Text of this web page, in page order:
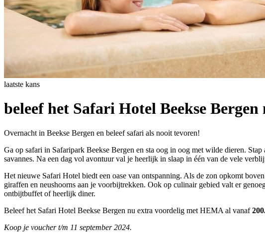
laatste kans
beleef het Safari Hotel Beekse
Overnacht in Beekse Bergen en beleef safari als nooit tevoren!
Ga op safari in Safaripark Beekse Bergen en sta oog in oog met wilde dieren.
savannes. Na een dag vol avontuur val je heerlijk in slaap in één van de vele
Het nieuwe Safari Hotel biedt een oase van ontspanning. Als de zon opkomt
giraffen en neushoorns aan je voorbijtrekken. Ook op culinair gebied valt er
ontbijtbuffet of heerlijk diner.
Beleef het Safari Hotel Beekse Bergen nu extra voordelig met HEMA al vanaf
Koop je voucher t/m 11 september 2024.